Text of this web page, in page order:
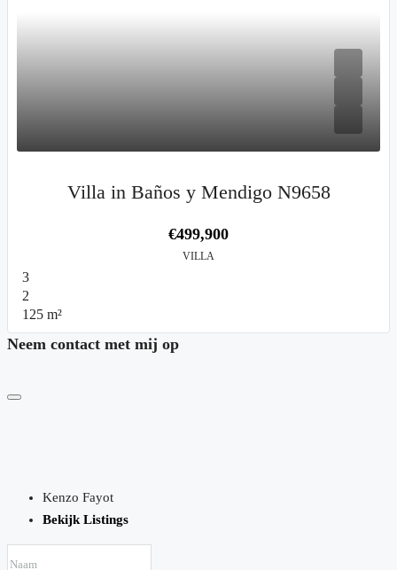
Villa in Baños y Mendigo N9658
€499,900
VILLA
3
2
125 m²
Neem contact met mij op
Kenzo Fayot
Bekijk Listings